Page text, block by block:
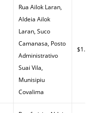
Rua Ailok Laran,
Aldeia Ailok
Laran, Suco
Camanasa, Posto
Administrativo
Suai Vila,
Munisipiu
Covalima
$1.70